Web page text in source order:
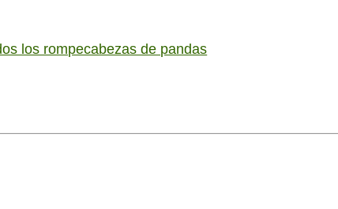
los rompecabezas de pandas